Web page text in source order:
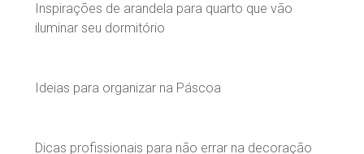
Inspirações de arandela para quarto que vão
iluminar seu dormitório
Ideias para organizar na Páscoa
Dicas profissionais para não errar na decoração